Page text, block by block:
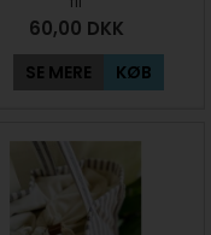
60,00 DKK
SE MERE KØB